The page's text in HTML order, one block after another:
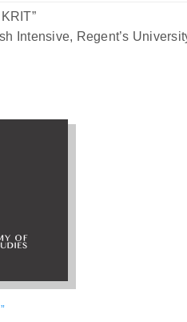
Intensive, Regent’s